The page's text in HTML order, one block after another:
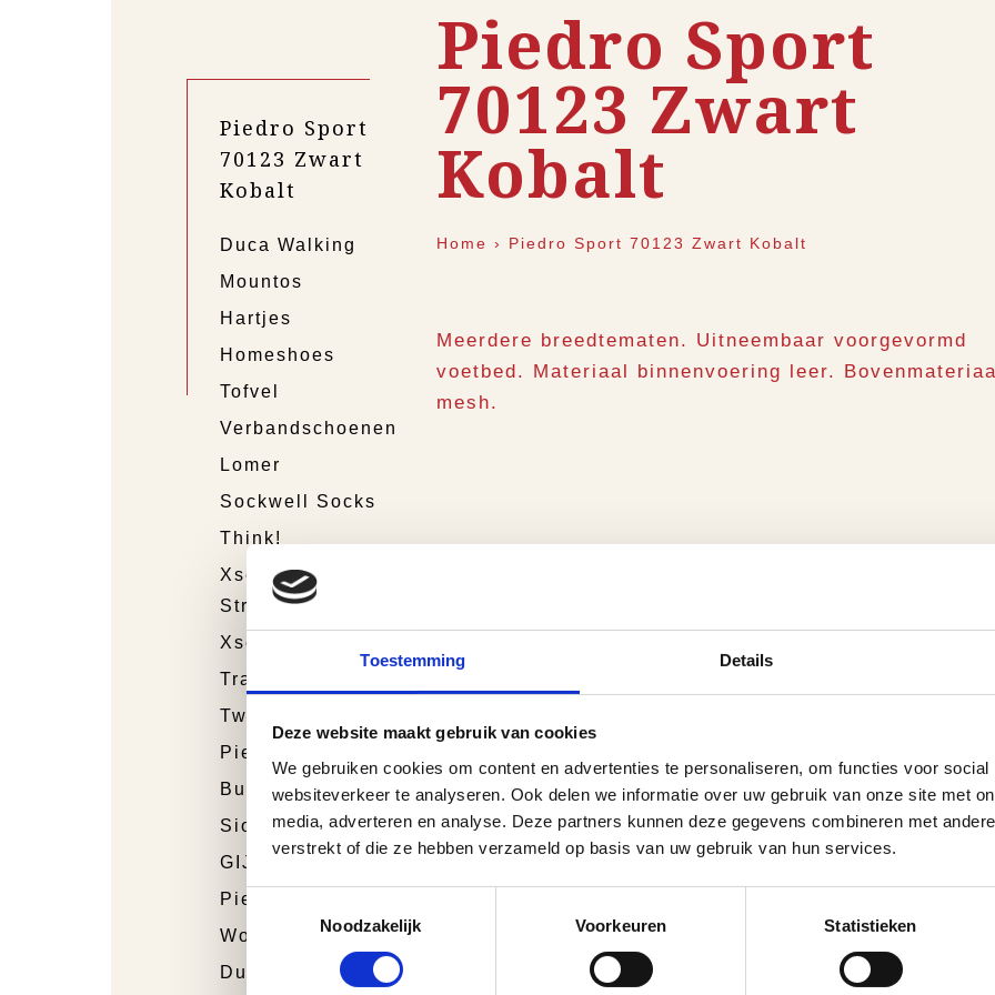
Toestemming Details
Deze website maakt gebruik van cookies
We gebruiken cookies om content en advertenties te personaliseren, om functies voor
websiteverkeer te analyseren. Ook delen we informatie over uw gebruik van onze site met
media, adverteren en analyse. Deze partners kunnen deze gegevens combineren met
verstrekt of die ze hebben verzameld op basis van uw gebruik van hun services.
Toestemmingsselectie
Noodzakelijk
Voorkeuren Statistieken
Piedro Sport
70123 Zwart
Kobalt
Duca Walking
Mountos
Hartjes
Homeshoes
Tofvel
Verbandschoenen
Lomer
Sockwell Socks
Think!
Xsensible
Stretchwalker
Xsensible
Trackstyle
Twins
Piedro Sport
Bunnies Junior
Sioux
GIJS
Piedro
Wolky
Durea
Piedro Sport
70123 Zwart
Kobalt
Home › Piedro Sport 70123 Zwart Kobalt
Meerdere breedtematen. Uitneembaar voorgevormd
voetbed. Materiaal binnenvoering leer.
mesh.